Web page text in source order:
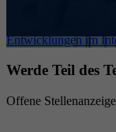
Entwicklungen im
Werde Teil des
Offene